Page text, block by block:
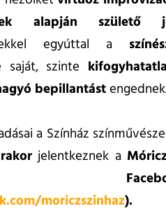
alapján születő
egyúttal a
szinte
bepillantást
a Színház
jelentkeznek a
moriczszinhaz).